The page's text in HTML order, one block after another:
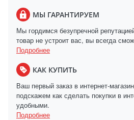
МЫ ГАРАНТИРУЕМ
Мы гордимся безупречной
товар не устроит вас, вы всегда
Подробнее
КАК КУПИТЬ
Ваш первый заказ в интернет-
подскажем как сделать покупки в
удобными.
Подробнее